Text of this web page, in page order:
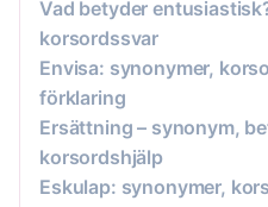
Vad betyder
korsordssvar
Envisa: synonymer,
förklaring
Ersättning – synonym,
korsordshjälp
Eskulap: synonymer,